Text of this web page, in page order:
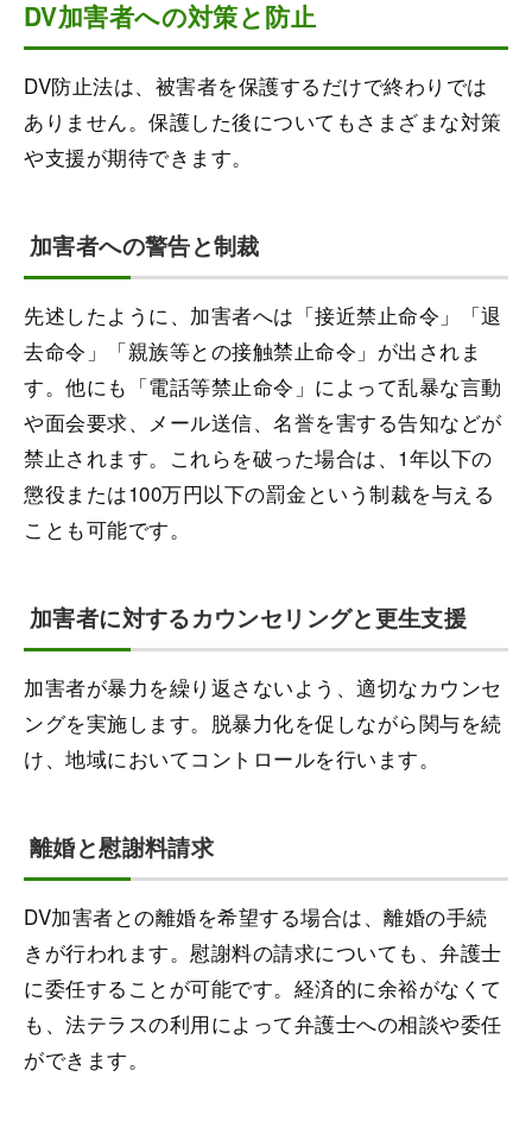
DV加害者への対策と防止
DV防止法は、被害者を保護するだけで終わりでは
ありません。保護した後についてもさまざまな対策
や支援が期待できます。
加害者への警告と制裁
先述したように、加害者へは「接近禁止命令」「退
去命令」「親族等との接触禁止命令」が出されま
す。他にも「電話等禁止命令」によって乱暴な言動
や面会要求、メール送信、名誉を害する告知などが
禁止されます。これらを破った場合は、1年以下の
懲役または100万円以下の罰金という制裁を与える
ことも可能です。
加害者に対するカウンセリングと更生支援
加害者が暴力を繰り返さないよう、適切なカウンセ
ングを実施します。脱暴力化を促しながら関与を続
け、地域においてコントロールを行います。
離婚と慰謝料請求
DV加害者との離婚を希望する場合は、離婚の手続
きが行われます。慰謝料の請求についても、弁護士
に委任することが可能です。経済的に余裕がなくて
も、法テラスの利用によって弁護士への相談や委任
ができます。